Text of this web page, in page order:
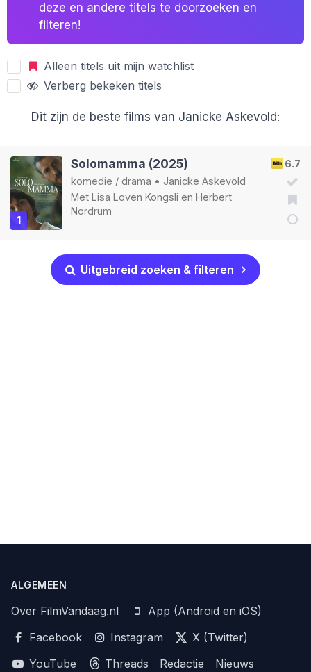
deze en andere titels te doorzoeken en
filteren!
Alleen titels uit mijn watchlist
Verberg bekeken titels
Dit zijn de beste films van Janicke Askevold:
1
6.7
Solomamma (2025)
komedie / drama • Janicke Askevold
Met Lisa Loven Kongsli en Herbert
Nordrum
Uitgebreid zoeken & filteren
ALGEMEEN
Over FilmVandaag.nl
App (Android en iOS)
Facebook
Instagram
X (Twitter)
YouTube
Threads Redactie
Nieuws